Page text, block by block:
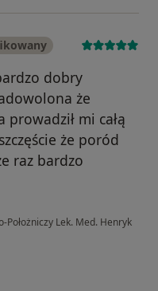
dobry
że
prowadził mi całą
że poród
raz bardzo
Lek. Med. Henryk